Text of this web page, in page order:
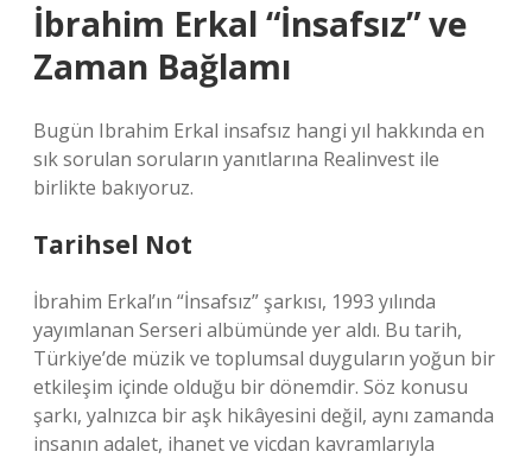
İbrahim Erkal “İnsafsız” ve
Zaman Bağlamı
Bugün Ibrahim Erkal insafsız hangi yıl hakkında en
sık sorulan soruların yanıtlarına Realinvest ile
birlikte bakıyoruz.
Tarihsel Not
İbrahim Erkal’ın “İnsafsız” şarkısı, 1993 yılında
yayımlanan Serseri albümünde yer aldı. Bu tarih,
Türkiye’de müzik ve toplumsal duyguların yoğun bir
etkileşim içinde olduğu bir dönemdir. Söz konusu
şarkı, yalnızca bir aşk hikâyesini değil, aynı zamanda
insanın adalet, ihanet ve vicdan kavramlarıyla